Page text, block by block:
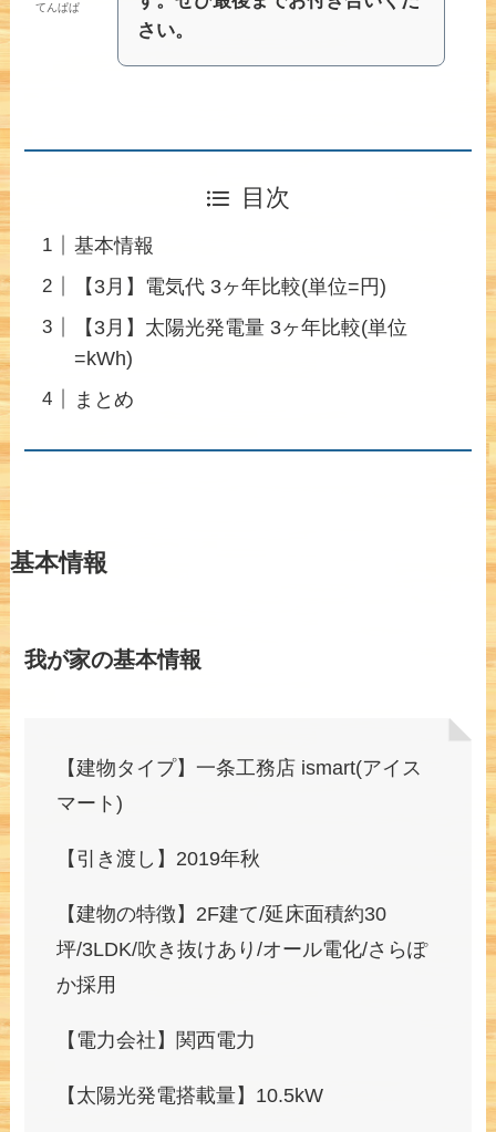
てんぱぱ
さい。
目次
基本情報
【3月】電気代 3ヶ年比較(単位=円)
【3月】太陽光発電量 3ヶ年比較(単位
=kWh)
まとめ
基本情報
我が家の基本情報
【建物タイプ】一条工務店 ismart(アイス
マート)
【引き渡し】2019年秋
【建物の特徴】2F建て/延床面積約30
坪/3LDK/吹き抜けあり/オール電化/さらぽ
か採用
【電力会社】関西電力
【太陽光発電搭載量】10.5kW